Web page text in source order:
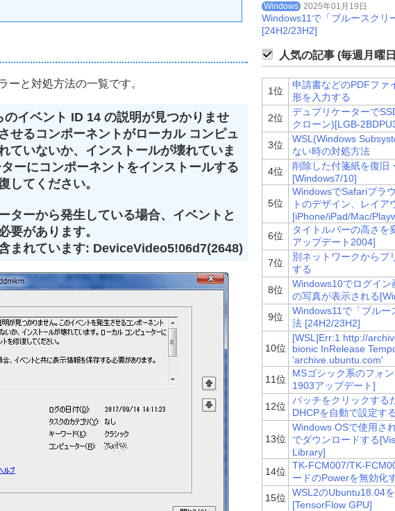
ーと対処方法の一覧です。
イベント ID 14 の説明が見つかりませ
せるコンポーネントがローカル コンピュ
ていないか、インストールが壊れていま
ーにコンポーネントをインストールする
してください。
ターから発生している場合、イベントと
要があります。
まれています: DeviceVideo5!06d7(2648)
Windows 2025年01月19日
Windows11で「ブルースクリ
[24H2/23H2]
人気の記事 (毎週月曜
1位
申請書などのPDFファ
形を入力する
2位
デュプリケーターで
クローン)[LGB-
3位
WSL(Windows
ない時の対処方法
4位
削除した付箋紙を復旧
[Windows7/10]
5位
WindowsでSafariブラ
トのデザイン、レイア
[iPhone/iPad/Mac/
6位
タイトルバーの高さを
アップデート2004]
7位
別ネットワークからプ
する
8位
Windows10でログイン
の写真が表示される
9位
Windows11で「ブルー
法 [24H2/23H2]
10位
[WSL]Err:1 http://
bionic InRelease
'archive.ubuntu.com'
11位
MSゴシック系のフォ
1903アップデート]
12位
バッチをクリックする
DHCPを自動で設定する
13位
Windows OSで使用さ
でダウンロードする
Library]
14位
TK-FCM007/TK-
ードのPowerを無効化
15位
WSL2のUbuntu18.04
[TensorFlow GPU]